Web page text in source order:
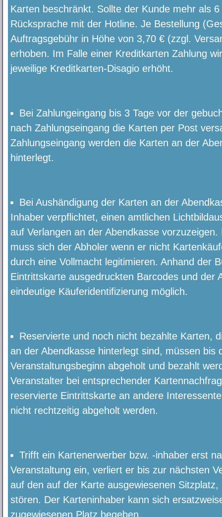
Karten beschränkt. Sollte der Kunde mehr als
Rücksprache mit der Hotline. Je Bestellung
Auftragsgebühr in Höhe von 3,70 € (zzgl.
erhoben. Im Falle einer Kreditkarten Zahlung
jeweilige Kreditkarten-Disagio erhöht.
Bei Zahlungeingang bis 3 Tage vor der
nach Zahlungseingang die Karten per Post
Zahlungseingang werden die Karten an der
hinterlegt.
Bei Aushändigung der Karten an der
Inhaber verpflichtet, einen amtlichen
auf Verlangen an der Abendkasse
muss sich der Abholer wenn er nicht
durch eine Vollmacht legitimieren. Anhand der
Eintrittskarte ausgedruckten Barcodes und der
eindeutige Käuferidentifizierung möglich.
Reservierte und noch nicht bezahlte Karten,
an der Abendkasse hinterlegt sind, müssen bis
Veranstaltungsbeginn abgeholt und bezahlt
Veranstalter bei entsprechender
reservierte Eintrittskarte an andere
nicht rechtzeitig abgeholt werden.
Trifft ein Kartenerwerber bzw. -inhaber erst
Veranstaltung ein, verliert er bis zur nächsten
auf den auf der Karte ausgewiesenen
stören. Der Karteninhaber kann sich
zugewiesenen Platz begeben.